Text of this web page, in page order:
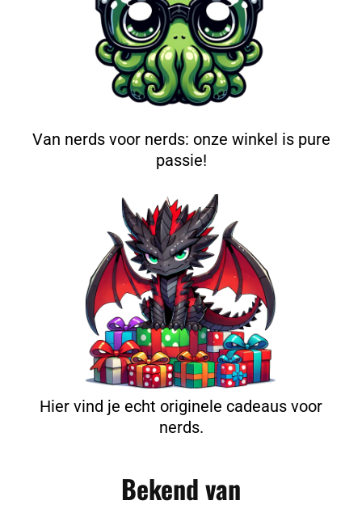
Van nerds voor nerds: onze winkel is pure
passie!
Hier vind je echt originele cadeaus voor
nerds.
Bekend van